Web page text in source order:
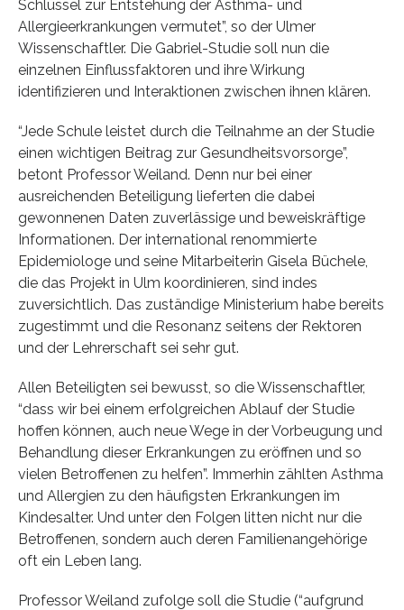
Schlüssel zur Entstehung der Asthma- und
Allergieerkrankungen vermutet”, so der Ulmer
Wissenschaftler. Die Gabriel-Studie soll nun die
einzelnen Einflussfaktoren und ihre Wirkung
identifizieren und Interaktionen zwischen ihnen klären.
“Jede Schule leistet durch die Teilnahme an der Studie
einen wichtigen Beitrag zur Gesundheitsvorsorge”,
betont Professor Weiland. Denn nur bei einer
ausreichenden Beteiligung lieferten die dabei
gewonnenen Daten zuverlässige und beweiskräftige
Informationen. Der international renommierte
Epidemiologe und seine Mitarbeiterin Gisela Büchele,
die das Projekt in Ulm koordinieren, sind indes
zuversichtlich. Das zuständige Ministerium habe bereits
zugestimmt und die Resonanz seitens der Rektoren
und der Lehrerschaft sei sehr gut.
Allen Beteiligten sei bewusst, so die Wissenschaftler,
“dass wir bei einem erfolgreichen Ablauf der Studie
hoffen können, auch neue Wege in der Vorbeugung und
Behandlung dieser Erkrankungen zu eröffnen und so
vielen Betroffenen zu helfen”. Immerhin zählten Asthma
und Allergien zu den häufigsten Erkrankungen im
Kindesalter. Und unter den Folgen litten nicht nur die
Betroffenen, sondern auch deren Familienangehörige
oft ein Leben lang.
Professor Weiland zufolge soll die Studie (“aufgrund